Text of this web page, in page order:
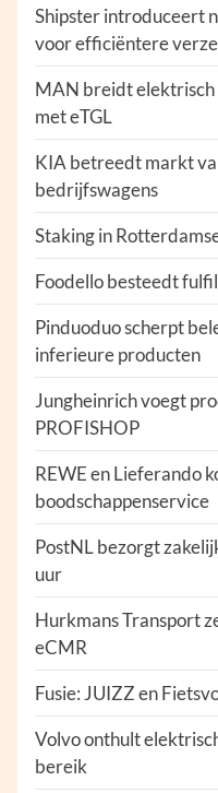
Shipster introduceert
voor efficiëntere
MAN breidt
met eTGL
KIA betreedt markt
bedrijfswagens
Staking in
Foodello besteedt
Pinduoduo scherpt
inferieure producten
Jungheinrich voegt
PROFISHOP
REWE en Lieferando
boodschappenservice
PostNL bezorgt
uur
Hurkmans Transport
eCMR
Fusie: JUIZZ en
Volvo onthult
bereik